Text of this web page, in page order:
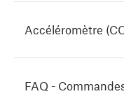
Accéléromètre
FAQ -